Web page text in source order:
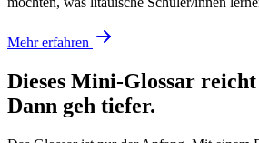
Mehr erfahren
Dieses Mini-Glossar
Dann geh tiefer.